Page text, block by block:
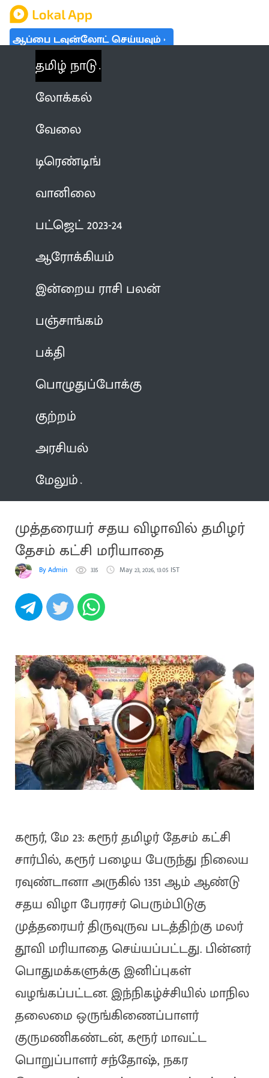
ஆப்பை டவுன்லோட் செய்யவும்
தமிழ் நாடு
லோக்கல்
வேலை
டிரெண்டிங்
வானிலை
பட்ஜெட் 2023-24
ஆரோக்கியம்
இன்றைய ராசி பலன்
பஞ்சாங்கம்
பக்தி
பொழுதுப்போக்கு
குற்றம்
அரசியல்
மேலும்
முத்தரையர் சதய விழாவில் தமிழர்
தேசம் கட்சி மரியாதை
By Admin 335 May 23, 2026, 13:05 IST
கரூர், மே 23: கரூர் தமிழர் தேசம் கட்சி
சார்பில், கரூர் பழைய பேருந்து நிலைய
ரவுண்டானா அருகில் 1351 ஆம் ஆண்டு
சதய விழா பேரரசர் பெரும்பிடுகு
முத்தரையர் திருவுருவ படத்திற்கு மலர்
தூவி மரியாதை செய்யப்பட்டது. பின்னர்
பொதுமக்களுக்கு இனிப்புகள்
வழங்கப்பட்டன. இந்நிகழ்ச்சியில் மாநில
தலைமை ஒருங்கிணைப்பாளர்
குருமணிகண்டன், கரூர் மாவட்ட
பொறுப்பாளர் சந்தோஷ், நகர